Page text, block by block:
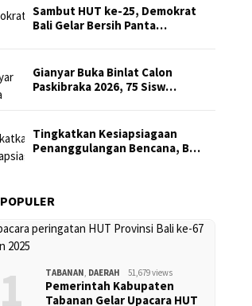
Sambut HUT ke-25, Demokrat
Bali Gelar Bersih Panta…
Gianyar Buka Binlat Calon
Paskibraka 2026, 75 Sisw…
Tingkatkan Kesiapsiagaan
Penanggulangan Bencana, B…
1 TABANAN DAERAH 51,679 views
Pemerintah Kabupaten
Tabanan Gelar Upacara HUT